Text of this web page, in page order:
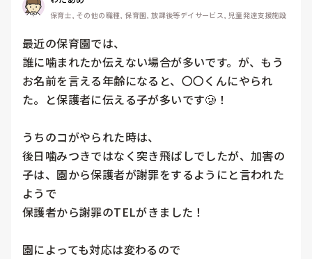
保育士, その他の職種, 保育園, 放課後等デイサービス, 児童発達支援施設
最近の保育園では、
誰に噛まれたか伝えない場合が多いです。が、もう
お名前を言える年齢になると、〇〇くんにやられ
た。と保護者に伝える子が多いです🥲！
うちのコがやられた時は、
後日噛みつきではなく突き飛ばしでしたが、加害の
子は、園から保護者が謝罪をするようにと言われた
ようで
保護者から謝罪のTELがきました！
園によっても対応は変わるので